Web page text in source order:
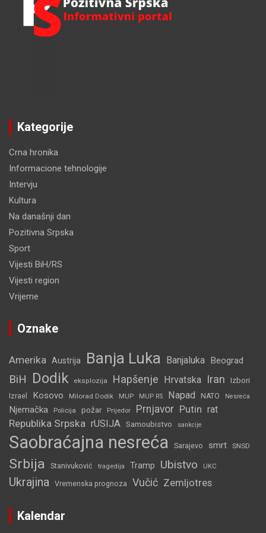
Kategorije
Crna hronika
Informacione tehnologije
Intervju
Kultura
Na današnji dan
Pozitivna Srpska
Sport
Vijesti BiH/RS
Vijesti region
Vrijeme
Oznake
Amerika Austrija Banja Luka Banjaluka Beograd
BiH Dodik eksplozija Hapšenje Hrvatska Iran Izbori
Izrael Kosovo Milorad Dodik MUP MUP RS Napad NATO Nesreća
Njemačka Policija požar Prijedor Prnjavor Putin rat
Republika Srpska rUSIJA Samoubistvo sankcije
Saobraćajna nesreća Sarajevo smrt SNSD
Srbija Stanivuković tragedija Tramp Ubistvo UKC
Ukrajina Vremenska prognoza Vučić Zemljotres
Kalendar